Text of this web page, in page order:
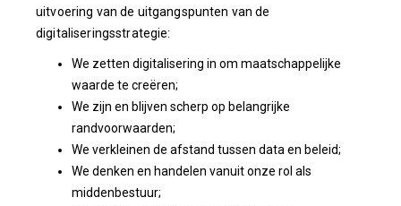
uitvoering van de uitgangspunten van de
digitaliseringsstrategie:
We zetten digitalisering in om maatschappelijke
waarde te creëren;
We zijn en blijven scherp op belangrijke
randvoorwaarden;
We verkleinen de afstand tussen data en beleid;
We denken en handelen vanuit onze rol als
middenbestuur;